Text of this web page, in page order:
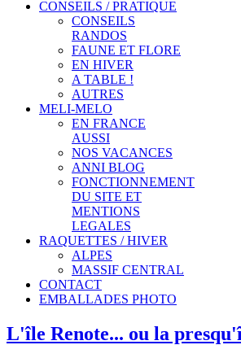
CONSEILS / PRATIQUE
CONSEILS
RANDOS
FAUNE ET FLORE
EN HIVER
A TABLE !
AUTRES
MELI-MELO
EN FRANCE
AUSSI
NOS VACANCES
ANNI BLOG
FONCTIONNEMENT
DU SITE ET
MENTIONS
LEGALES
RAQUETTES / HIVER
ALPES
MASSIF CENTRAL
CONTACT
EMBALLADES PHOTO
L'île Renote... ou la